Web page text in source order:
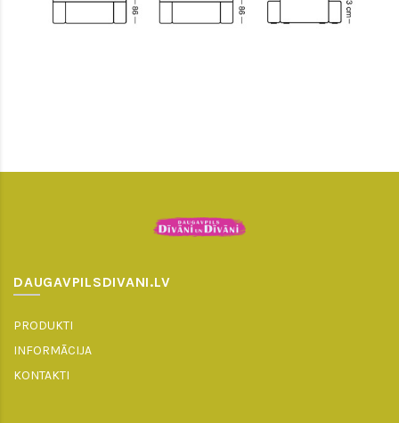
DAUGAVPILSDIVANI.LV
PRODUKTI
INFORMĀCIJA
KONTAKTI